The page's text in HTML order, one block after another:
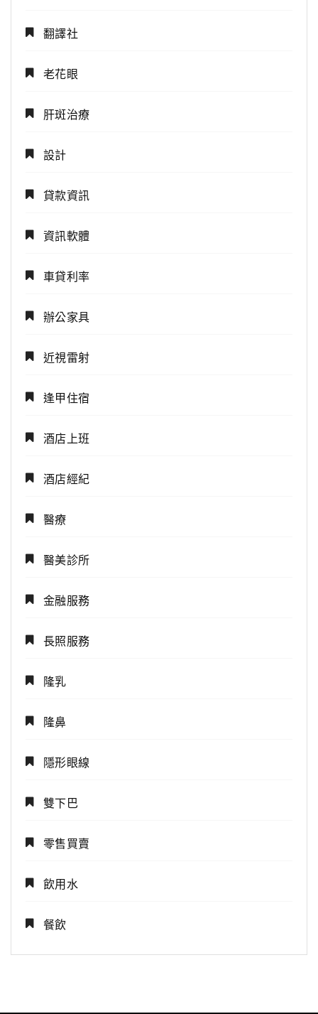
翻譯社
老花眼
肝斑治療
設計
貸款資訊
資訊軟體
車貸利率
辦公家具
近視雷射
逢甲住宿
酒店上班
酒店經紀
醫療
醫美診所
金融服務
長照服務
隆乳
隆鼻
隱形眼線
雙下巴
零售買賣
飲用水
餐飲